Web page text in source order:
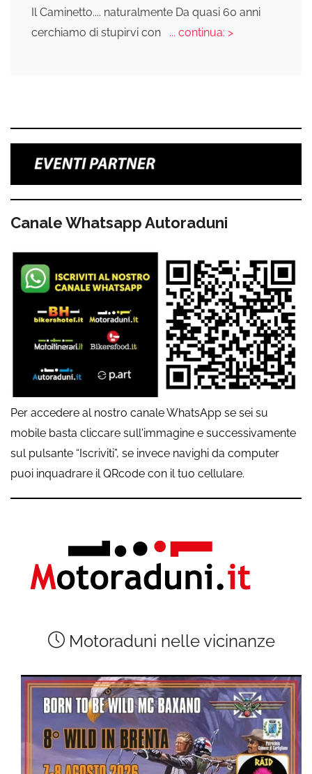
Il Caminetto.... naturalmente Da quasi 60 anni
cerchiamo di stupirvi con
... continua: >
Canale Whatsapp Autoraduni
Per accedere al nostro canale WhatsApp se sei su
mobile basta cliccare sull'immagine e successivamente
sul pulsante “Iscriviti”, se invece navighi da computer
puoi inquadrare il QRcode con il tuo cellulare.
Motoraduni nelle vicinanze